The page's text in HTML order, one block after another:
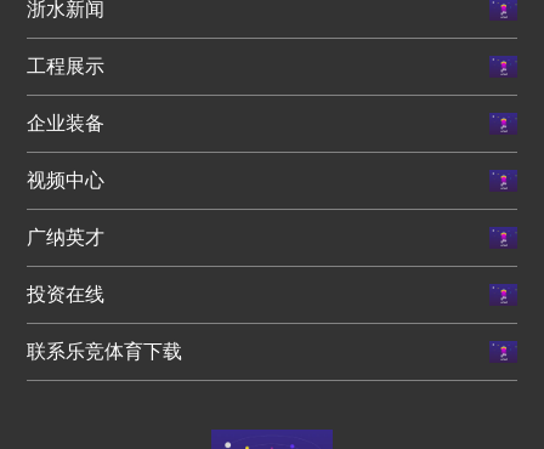
浙水新闻
工程展示
企业装备
视频中心
广纳英才
投资在线
联系乐竞体育下载